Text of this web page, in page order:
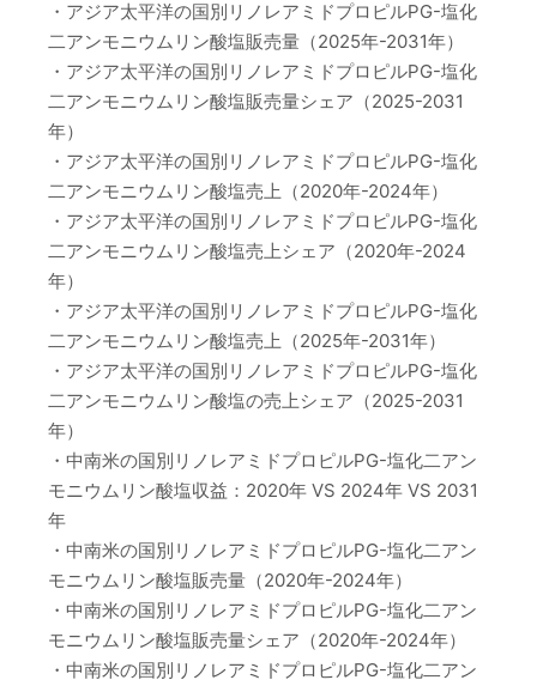
・アジア太平洋の国別リノレアミドプロピルPG-塩化
二アンモニウムリン酸塩販売量（2025年-2031年）
・アジア太平洋の国別リノレアミドプロピルPG-塩化
二アンモニウムリン酸塩販売量シェア（2025-2031
年）
・アジア太平洋の国別リノレアミドプロピルPG-塩化
二アンモニウムリン酸塩売上（2020年-2024年）
・アジア太平洋の国別リノレアミドプロピルPG-塩化
二アンモニウムリン酸塩売上シェア（2020年-2024
年）
・アジア太平洋の国別リノレアミドプロピルPG-塩化
二アンモニウムリン酸塩売上（2025年-2031年）
・アジア太平洋の国別リノレアミドプロピルPG-塩化
二アンモニウムリン酸塩の売上シェア（2025-2031
年）
・中南米の国別リノレアミドプロピルPG-塩化二アン
モニウムリン酸塩収益：2020年 VS 2024年 VS 2031
年
・中南米の国別リノレアミドプロピルPG-塩化二アン
モニウムリン酸塩販売量（2020年-2024年）
・中南米の国別リノレアミドプロピルPG-塩化二アン
モニウムリン酸塩販売量シェア（2020年-2024年）
・中南米の国別リノレアミドプロピルPG-塩化二アン